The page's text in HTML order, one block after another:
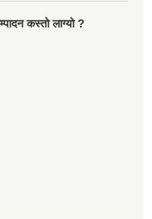
कस्तो लाग्यो ?